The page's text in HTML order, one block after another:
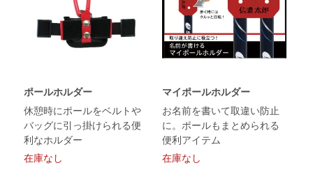
ポールホルダー
休憩時にポールをベルトや
バッグに引っ掛けられる便
利なホルダー
在庫なし
マイポールホルダー
お名前を書いて取違い防止
に。ポールもまとめられる
便利アイテム
在庫なし